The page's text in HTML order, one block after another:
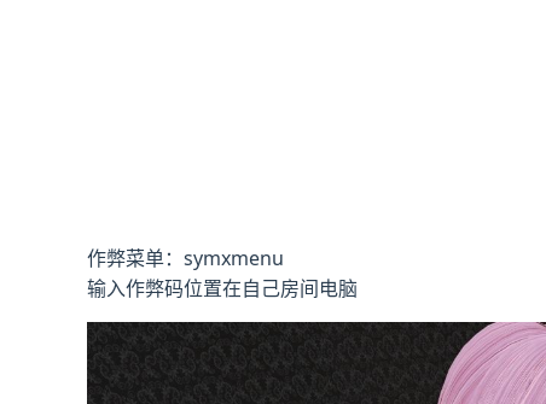
作弊菜单：symxmenu
输入作弊码位置在自己房间电脑